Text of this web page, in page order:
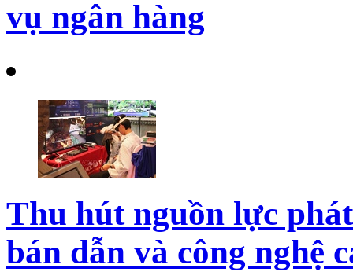
vụ ngân hàng
Thu hút nguồn lực
bán dẫn và công nghệ